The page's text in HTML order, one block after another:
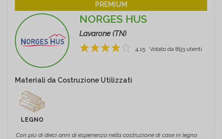
PREMIUM
NORGES HUS
Lavarone (TN)
4.15 Votato da 893 utenti
Materiali da Costruzione Utilizzati
LEGNO
Con più di dieci anni di esperienza nella costruzione di case in legno